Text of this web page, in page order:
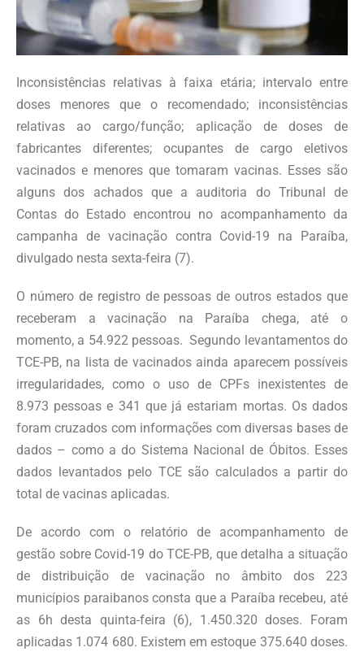
Inconsistências relativas à faixa etária; intervalo entre
doses menores que o recomendado; inconsistências
relativas ao cargo/função; aplicação de doses de
fabricantes diferentes; ocupantes de cargo eletivos
vacinados e menores que tomaram vacinas. Esses são
alguns dos achados que a auditoria do Tribunal de
Contas do Estado encontrou no acompanhamento da
campanha de vacinação contra Covid-19 na Paraíba,
divulgado nesta sexta-feira (7).
O número de registro de pessoas de outros estados que
receberam a vacinação na Paraíba chega, até o
momento, a 54.922 pessoas. Segundo levantamentos do
TCE-PB, na lista de vacinados ainda aparecem possíveis
irregularidades, como o uso de CPFs inexistentes de
8.973 pessoas e 341 que já estariam mortas. Os dados
foram cruzados com informações com diversas bases de
dados – como a do Sistema Nacional de Óbitos. Esses
dados levantados pelo TCE são calculados a partir do
total de vacinas aplicadas.
De acordo com o relatório de acompanhamento de
gestão sobre Covid-19 do TCE-PB, que detalha a situação
de distribuição de vacinação no âmbito dos 223
municípios paraibanos consta que a Paraíba recebeu, até
as 6h desta quinta-feira (6), 1.450.320 doses. Foram
aplicadas 1.074 680. Existem em estoque 375.640 doses.